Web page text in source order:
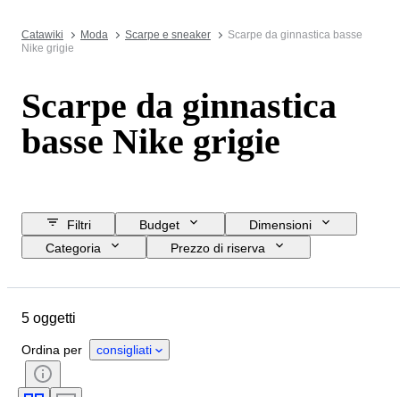
Catawiki Moda Scarpe e sneaker
Scarpe da ginnastica basse
Nike grigie
Scarpe da ginnastica
basse Nike grigie
Filtri Budget
Dimensioni
Categoria
Prezzo di riserva
Paese d’origine
Condizioni
Epoca
Accessori inclusi
Modello
5 oggetti
Ordina per consigliati